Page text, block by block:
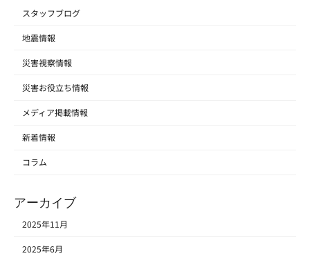
スタッフブログ
地震情報
災害視察情報
災害お役立ち情報
メディア掲載情報
新着情報
コラム
アーカイブ
2025年11月
2025年6月